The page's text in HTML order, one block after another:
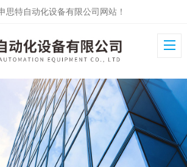
思特自动化设备有限公司网站！